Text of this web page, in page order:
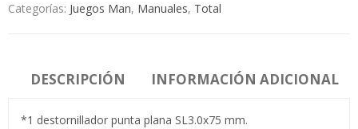
Categorías: Juegos Man, Manuales, Total
DESCRIPCIÓN INFORMACIÓN ADICIONAL
*1 destornillador punta plana SL3.0x75 mm.